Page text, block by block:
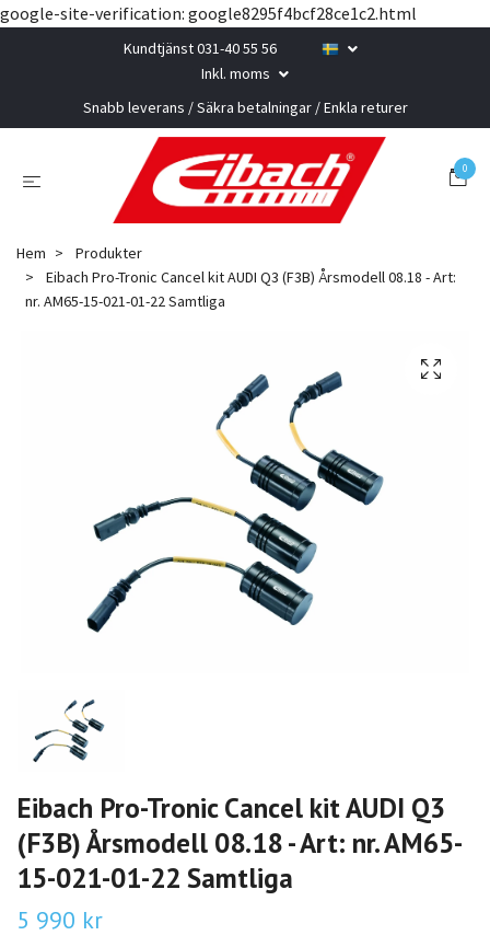
google-site-verification: google8295f4bcf28ce1c2.html
Kundtjänst 031-40 55 56
Inkl. moms
Snabb leverans / Säkra betalningar / Enkla returer
0
Hem
Produkter
Eibach Pro-Tronic Cancel kit AUDI Q3 (F3B) Årsmodell 08.18 - Art:
nr. AM65-15-021-01-22 Samtliga
Eibach Pro-Tronic Cancel kit AUDI Q3
(F3B) Årsmodell 08.18 - Art: nr. AM65-
15-021-01-22 Samtliga
5 990 kr